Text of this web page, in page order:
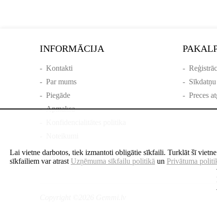
INFORMĀCIJA
- Kontakti
- Par mums
- Piegāde
-Apmaksa
-
-
- Preces
Lai vietne darbotos, tiek izmantoti obligātie sīkfaili. Turklāt šī
sīkfailiem var atrast Uzņēmuma sīkfailu politikā un Privātuma